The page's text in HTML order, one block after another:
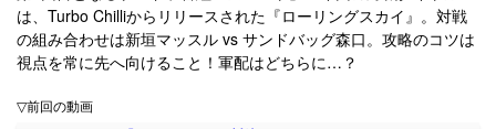
は、Turbo Chilliからリリースされた『ローリングスカイ』。対戦
の組み合わせは新垣マッスル vs サンドバッグ森口。攻略のコツは
視点を常に先へ向けること！軍配はどちらに…？
▽前回の動画